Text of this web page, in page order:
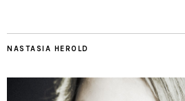
NASTASIA HEROLD